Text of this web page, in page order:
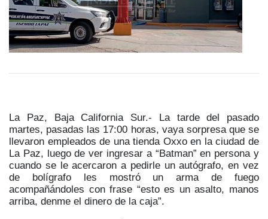
La Paz, Baja California Sur.- La tarde del pasado
martes, pasadas las 17:00 horas, vaya sorpresa que se
llevaron empleados de una tienda Oxxo en la ciudad de
La Paz, luego de ver ingresar a “Batman” en persona y
cuando se le acercaron a pedirle un autógrafo, en vez
de bolígrafo les mostró un arma de fuego
acompañándoles con frase “esto es un asalto, manos
arriba, denme el dinero de la caja”.